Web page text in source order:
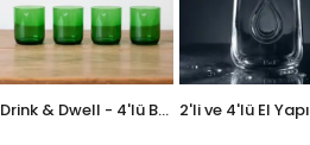
Drink & Dwell - 4'lü Bardak Seti - Mini